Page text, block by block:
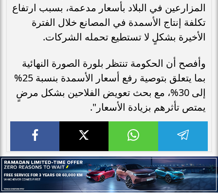
المزارعين في البلاد بأسعار مدعمة، بسبب ارتفاع
تكلفة إنتاج الأسمدة في المصانع خلال الفترة
الأخيرة بشكلٍ لا تستطيع تحمله الشركات.
وأفصح أن الحكومة تنتظر بلورة الصورة النهائية
بما يتعلق بتوصية رفع أسعار الأسمدة بنسبة 25%
إلى 30%، مع بحث تعويض الفلاحين بشكل مرضٍ
يمتص تأثرهم بزيادة الأسعار".